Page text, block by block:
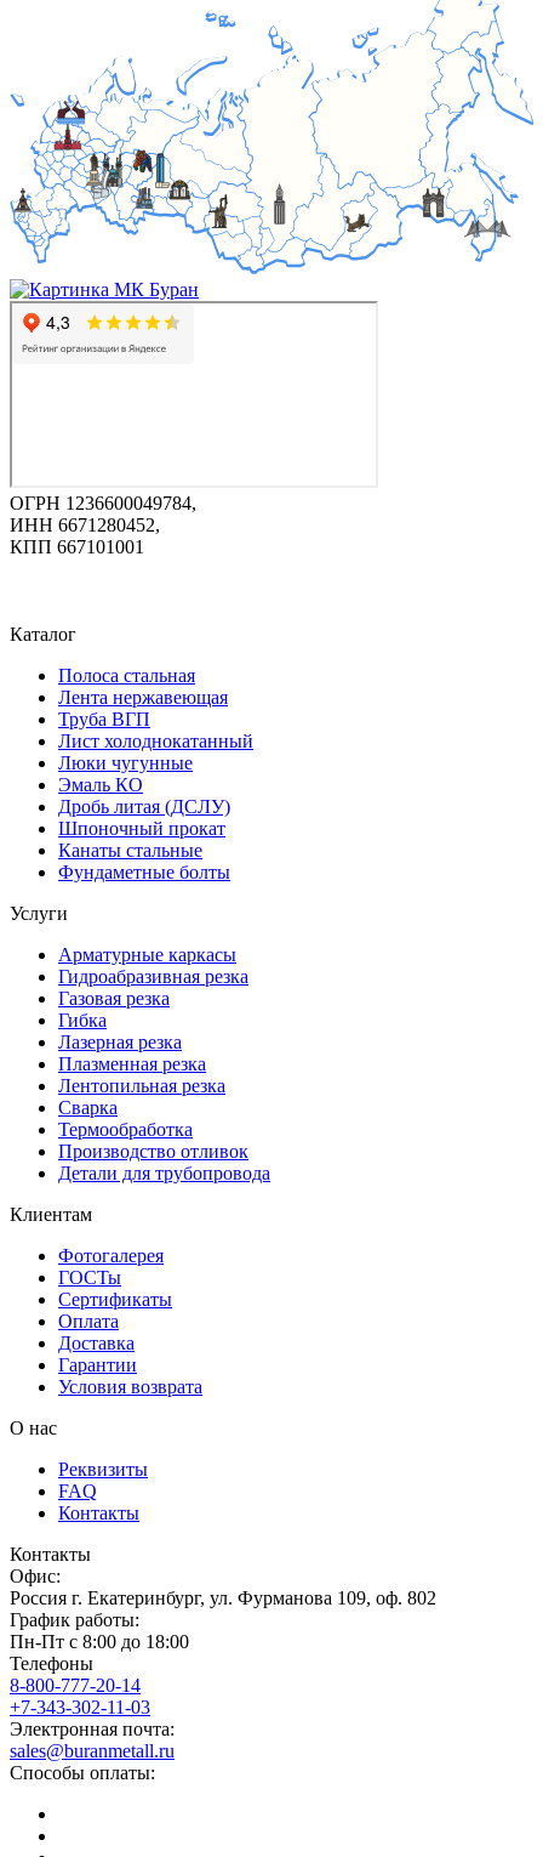
ОГРН 1236600049784,
ИНН 6671280452,
КПП 667101001
Каталог
Полоса стальная
Лента нержавеющая
Труба ВГП
Лист холоднокатанный
Люки чугунные
Эмаль КО
Дробь литая (ДСЛУ)
Шпоночный прокат
Канаты стальные
Фундаметные болты
Услуги
Арматурные каркасы
Гидроабразивная резка
Газовая резка
Гибка
Лазерная резка
Плазменная резка
Лентопильная резка
Сварка
Термообработка
Производство отливок
Детали для трубопровода
Клиентам
Фотогалерея
ГОСТы
Сертификаты
Оплата
Доставка
Гарантии
Условия возврата
О нас
Реквизиты
FAQ
Контакты
Контакты
Офис:
Россия г. Екатеринбург, ул. Фурманова 109, оф. 802
График работы:
Пн-Пт с 8:00 до 18:00
Телефоны
8-800-777-20-14
+7-343-302-11-03
Электронная почта:
sales@buranmetall.ru
Способы оплаты: